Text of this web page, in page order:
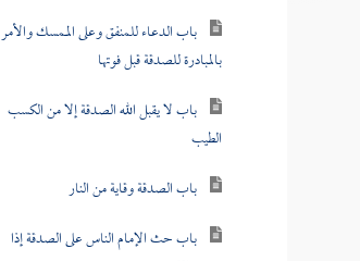
باب الدعاء للمنفق وعلى الممسك والأمر
بالمبادرة للصدقة قبل فوتها
باب لا يقبل الله الصدقة إلا من الكسب
الطيب
باب الصدقة وقاية من النار
باب حث الإمام الناس على الصدقة إذا